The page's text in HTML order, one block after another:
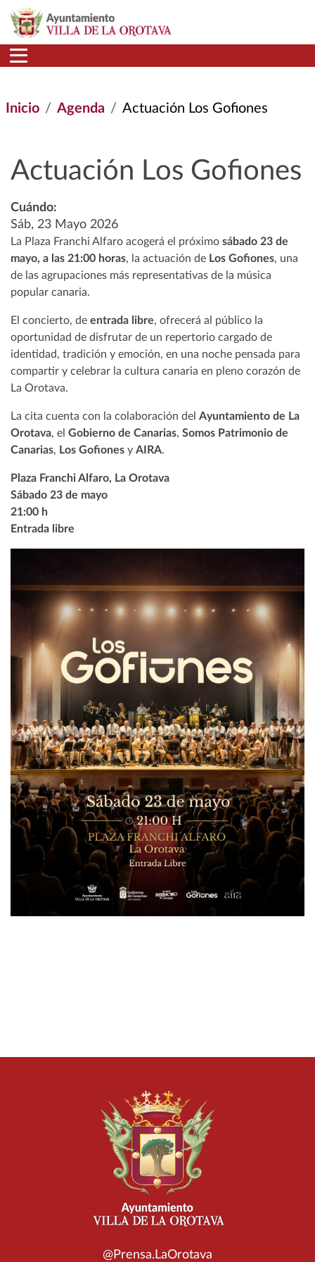
Pasar al contenido principal
Inicio Agenda Actuación Los Gofiones
Actuación Los Gofiones
Cuándo:
Sáb, 23 Mayo 2026
La Plaza Franchi Alfaro acogerá el próximo sábado 23 de
mayo, a las 21:00 horas, la actuación de Los Gofiones, una
de las agrupaciones más representativas de la música
popular canaria.
El concierto, de entrada libre, ofrecerá al público la
oportunidad de disfrutar de un repertorio cargado de
identidad, tradición y emoción, en una noche pensada para
compartir y celebrar la cultura canaria en pleno corazón de
La Orotava.
La cita cuenta con la colaboración del Ayuntamiento de La
Orotava, el Gobierno de Canarias, Somos Patrimonio de
Canarias, Los Gofiones y AIRA.
Plaza Franchi Alfaro, La Orotava
Sábado 23 de mayo
21:00 h
Entrada libre
@Prensa.LaOrotava